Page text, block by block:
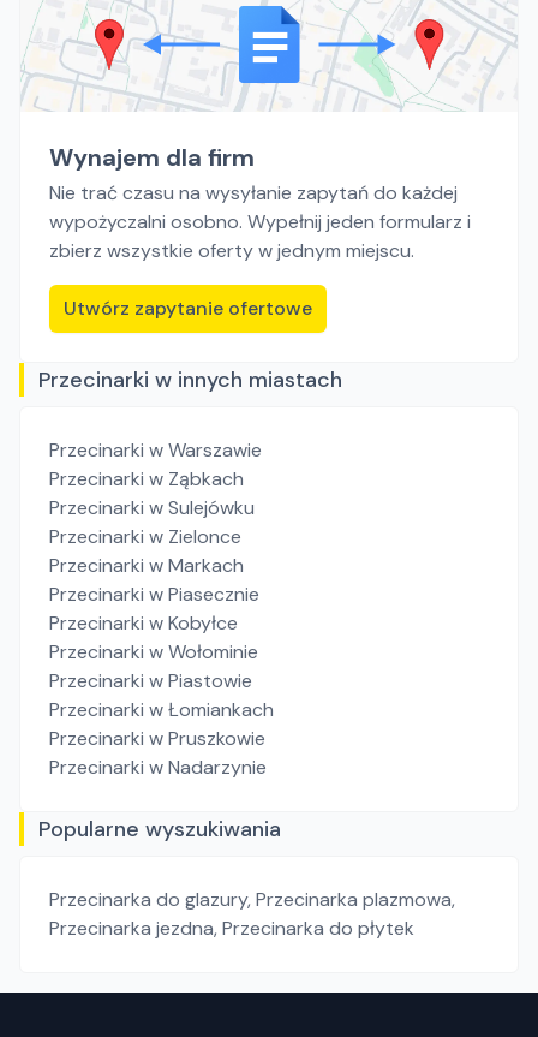
Wynajem dla firm
Nie trać czasu na wysyłanie zapytań do każdej
wypożyczalni osobno. Wypełnij jeden formularz i
zbierz wszystkie oferty w jednym miejscu.
Utwórz zapytanie ofertowe
Przecinarki w innych miastach
Przecinarki w Warszawie
Przecinarki w Ząbkach
Przecinarki w Sulejówku
Przecinarki w Zielonce
Przecinarki w Markach
Przecinarki w Piasecznie
Przecinarki w Kobyłce
Przecinarki w Wołominie
Przecinarki w Piastowie
Przecinarki w Łomiankach
Przecinarki w Pruszkowie
Przecinarki w Nadarzynie
Popularne wyszukiwania
Przecinarka do glazury,Przecinarka plazmowa,
Przecinarka jezdna,Przecinarka do płytek